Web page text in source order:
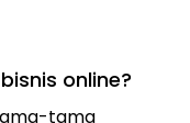
online?
tama